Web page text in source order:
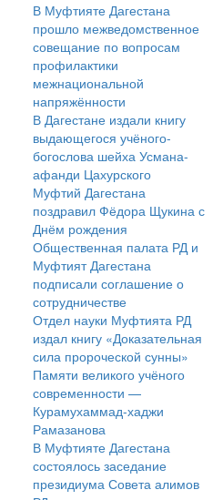
В Муфтияте Дагестана
прошло межведомственное
совещание по вопросам
профилактики
межнациональной
напряжённости
В Дагестане издали книгу
выдающегося учёного-
богослова шейха Усмана-
афанди Цахурского
Муфтий Дагестана
поздравил Фёдора Щукина с
Днём рождения
Общественная палата РД и
Муфтият Дагестана
подписали соглашение о
сотрудничестве
Отдел науки Муфтията РД
издал книгу «Доказательная
сила пророческой сунны»
Памяти великого учёного
современности —
Курамухаммад-хаджи
Рамазанова
В Муфтияте Дагестана
состоялось заседание
президиума Совета алимов